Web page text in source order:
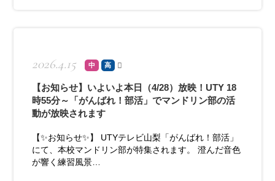
2026.4.15 中 高
【お知らせ】いよいよ本日（4/28）放映！UTY 18
時55分～「がんばれ！部活」でマンドリン部の活
動が放映されます
【✨お知らせ✨】 UTYテレビ山梨「がんばれ！部活」
にて、本校マンドリン部が特集されます。 澄んだ音色
が響く練習風景…